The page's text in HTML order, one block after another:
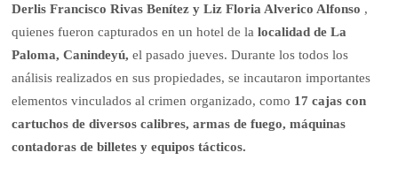
Derlis Francisco Rivas Benítez y Liz Floria Alverico Alfonso ,
quienes fueron capturados en un hotel de la localidad de La
Paloma, Canindeyú, el pasado jueves. Durante los todos los
análisis realizados en sus propiedades, se incautaron importantes
elementos vinculados al crimen organizado, como 17 cajas con
cartuchos de diversos calibres, armas de fuego, máquinas
contadoras de billetes y equipos tácticos.